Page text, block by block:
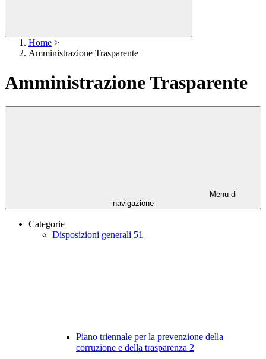
Home >
Amministrazione Trasparente
Amministrazione Trasparente
Menu di
navigazione
Categorie
Disposizioni generali 51
Piano triennale per la prevenzione della
corruzione e della trasparenza 2